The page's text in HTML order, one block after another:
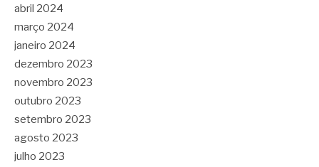
abril 2024
março 2024
janeiro 2024
dezembro 2023
novembro 2023
outubro 2023
setembro 2023
agosto 2023
julho 2023